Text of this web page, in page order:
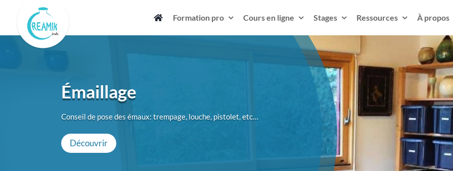
content
Formation pro Cours en ligne Stages Ressources À propos
Émaillage
Conseil de pose des émaux: trempage, louche, pistolet, etc…
Découvrir